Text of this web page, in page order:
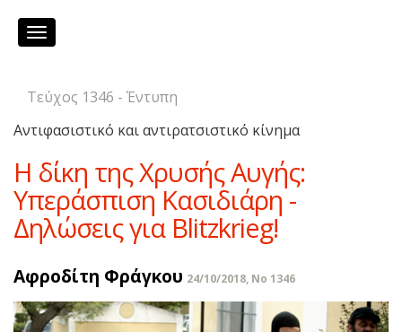
Toggle
Τεύχος 1346 - Έντυπη
Αντιφασιστικό και αντιρατσιστικό κίνημα
Η δίκη της Χρυσής Αυγής:
Υπεράσπιση Κασιδιάρη -
Δηλώσεις για Blitzkrieg!
Αφροδίτη Φράγκου 24/10/2018, No 1346